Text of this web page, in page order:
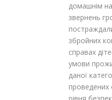
домашнім
звернень
збройних
справах
умови
даної
проведених